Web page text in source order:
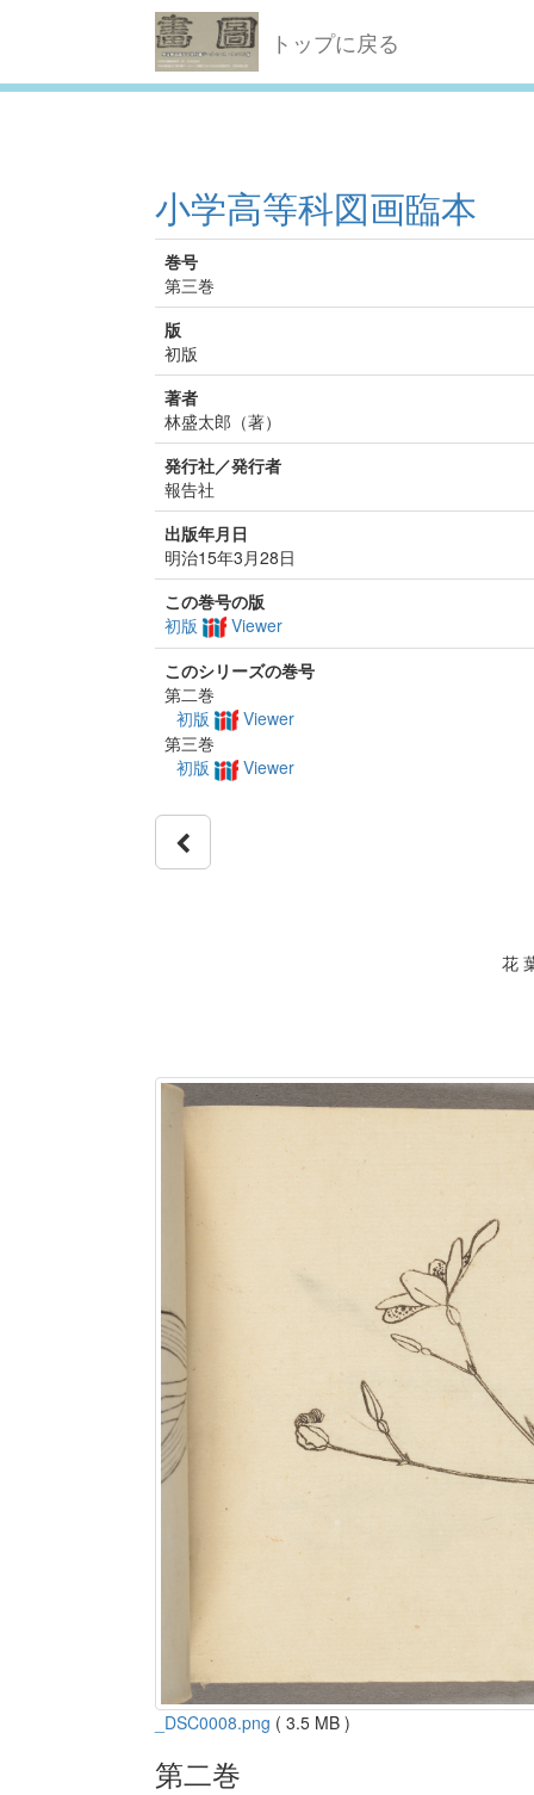
トップに戻る
小学高等科図画臨本
巻号
第三巻
版
初版
著者
林盛太郎（著）
発行社／発行者
報告社
出版年月日
明治15年3月28日
この巻号の版
初版
Viewer
このシリーズの巻号
第二巻
初版
Viewer
第三巻
初版
Viewer
花
_DSC0008.png ( 3.5 MB )
第二巻